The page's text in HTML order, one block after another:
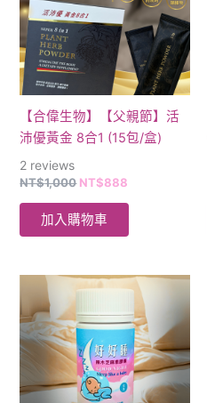
【合偉生物】【父親節】活
沛優黃金 8合1 (15包/盒)
2 reviews
NT$1,000 NT$888
加入購物車